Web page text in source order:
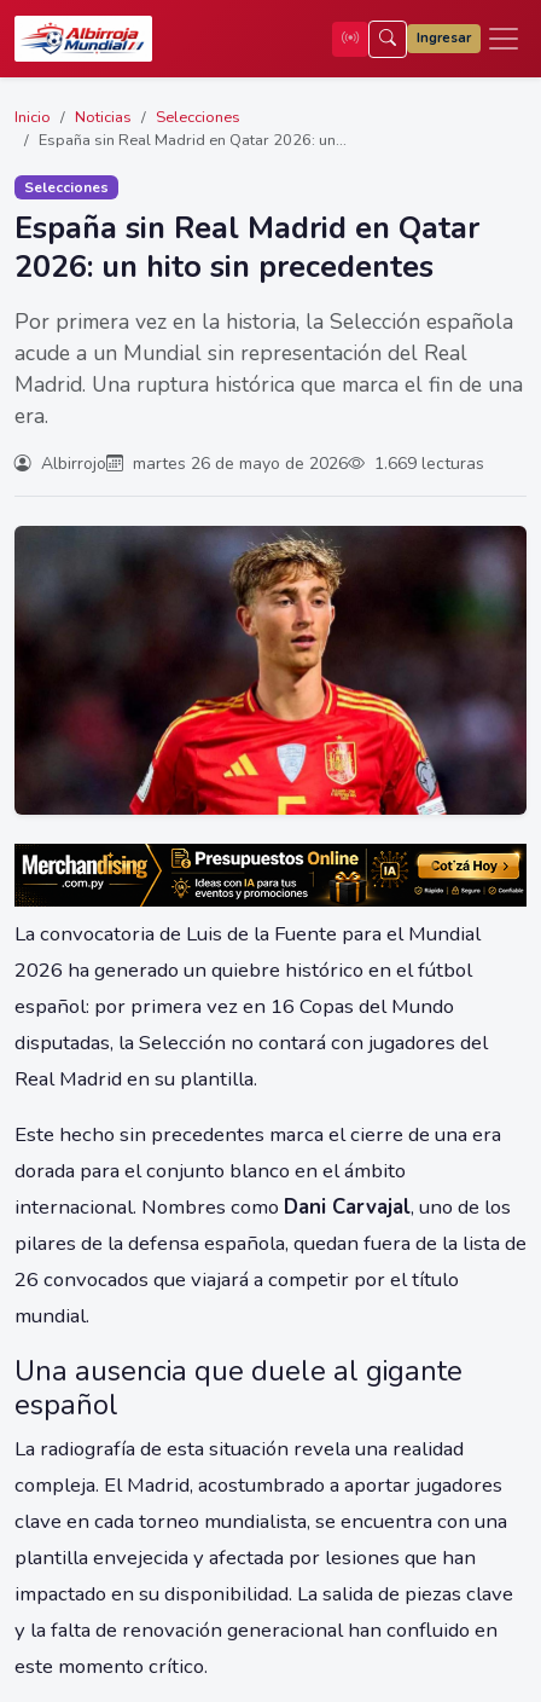
Ingresar
Inicio Noticias
Selecciones
España sin Real Madrid en Qatar 2026: un...
Selecciones
España sin Real Madrid en Qatar
2026: un hito sin precedentes
Por primera vez en la historia, la Selección española
acude a un Mundial sin representación del Real
Madrid. Una ruptura histórica que marca el fin de una
era.
Albirrojo martes 26 de mayo de 2026 1.669 lecturas
La convocatoria de Luis de la Fuente para el Mundial
2026 ha generado un quiebre histórico en el fútbol
español: por primera vez en 16 Copas del Mundo
disputadas, la Selección no contará con jugadores del
Real Madrid en su plantilla.
Este hecho sin precedentes marca el cierre de una era
dorada para el conjunto blanco en el ámbito
internacional. Nombres como Dani Carvajal, uno de los
pilares de la defensa española, quedan fuera de la lista de
26 convocados que viajará a competir por el título
mundial.
Una ausencia que duele al gigante
español
La radiografía de esta situación revela una realidad
compleja. El Madrid, acostumbrado a aportar jugadores
clave en cada torneo mundialista, se encuentra con una
plantilla envejecida y afectada por lesiones que han
impactado en su disponibilidad. La salida de piezas clave
y la falta de renovación generacional han confluido en
este momento crítico.